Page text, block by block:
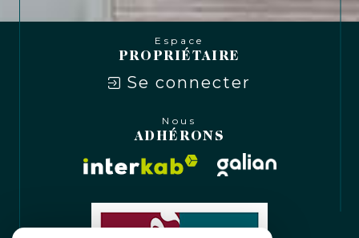
Espace
PROPRIÉTAIRE
Se connecter
Nous
ADHÉRONS